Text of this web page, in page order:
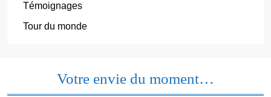
Témoignages
Tour du monde
Votre envie du moment…